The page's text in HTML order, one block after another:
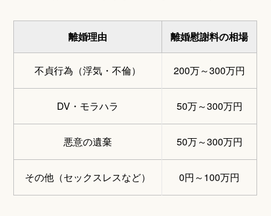
離婚理由 離婚慰謝料の相場
不貞行為（浮気・不倫） 200万～300万円
DV・モラハラ 50万～300万円
悪意の遺棄 50万～300万円
その他（セックスレスなど） 0円～100万円